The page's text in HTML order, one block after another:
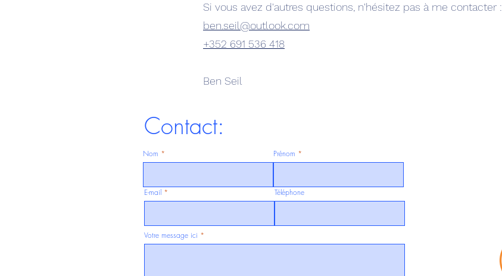
Si vous avez d'autres questions, n'hésitez pas à me contacter :
ben.seil@outlook.com
+352 691 536 418
Ben Seil
Contact:
Nom Prénom
E-mail Téléphone
Votre message ici